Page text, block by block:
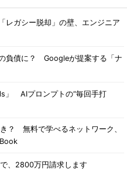
レガシー脱却」の壁、エンジニア
負債に？ Googleが提案する「ナ
」 AIプロンプトの“毎回手打
？ 無料で学べるネットワーク、
、2800万円請求します